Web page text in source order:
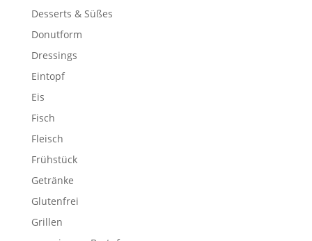
Desserts & Süßes
Donutform
Dressings
Eintopf
Eis
Fisch
Fleisch
Frühstück
Getränke
Glutenfrei
Grillen